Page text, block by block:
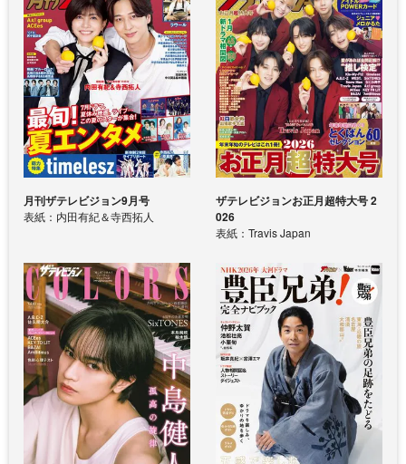
月刊ザテレビジョン9月号
表紙：内田有紀＆寺西拓人
ザテレビジョンお正月超特大号 2
026
表紙：Travis Japan